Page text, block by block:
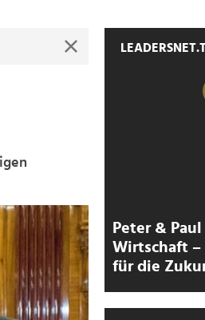
Peter &
Wirtschaft
für die